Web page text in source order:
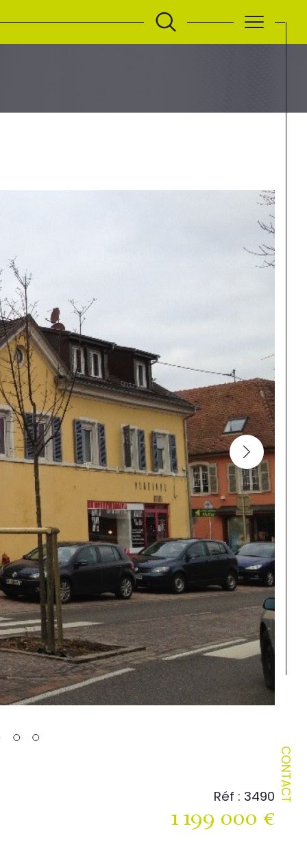
CONTACT
Réf : 3490
1 199 000 €